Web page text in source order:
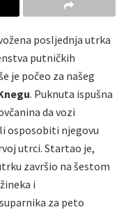
posljednja utrka
putničkih
je počeo za našeg
. Puknuta ispušna
da vozi
osposobiti njegovu
utrci. Startao je,
završio na šestom
i
za peto